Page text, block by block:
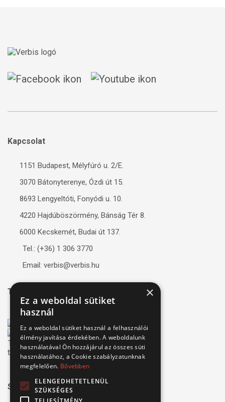
Kapcsolat
1151 Budapest, Mélyfúró u. 2/E.
3070 Bátonyterenye, Ózdi út 15.
8693 Lengyeltóti, Fonyódi u. 10.
4220 Hajdúböszörmény, Bánság Tér 8.
6000 Kecskemét, Budai út 137.
Tel.: (+36) 1 306 3770
Email: verbis@verbis.hu
Tanúsítványaink
Széchenyi 2020
×
Ez a weboldal sütiket
használ
Ez a weboldal sütiket használ a felhasználói
élmény javítása érdekében. A weboldalunk
használatával Ön hozzájárul az összes süti
használatához, a Cookie szabályzatunknak
megfelelően. Bővebben
ELENGEDHETETLENÜL
SZÜKSÉGES